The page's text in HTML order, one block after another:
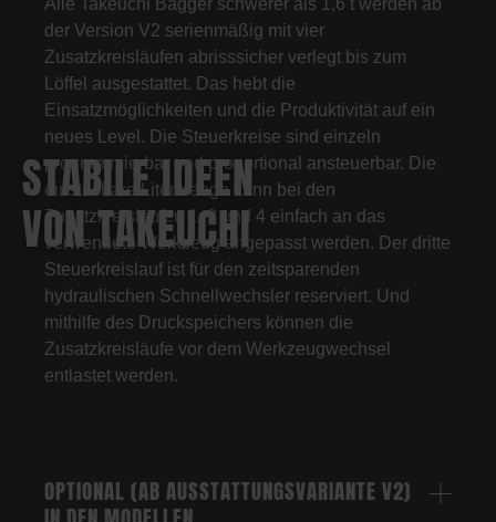
STABILE IDEEN
VON TAKEUCHI
der Version V2 serienmäßig mit vier
Zusatzkreisläufen abrisssicher verlegt bis zum
Löffel ausgestattet. Das hebt die
Einsatzmöglichkeiten und die Produktivität auf ein
neues Level. Die Steuerkreise sind einzeln
programmierbar und proportional ansteuerbar. Die
einstellbare Litermenge kann bei den
Zusatzkreisläufen 1, 2 und 4 einfach an das
verwendete Werkzeug angepasst werden. Der dritte
Steuerkreislauf ist für den zeitsparenden
hydraulischen Schnellwechsler reserviert. Und
mithilfe des Druckspeichers können die
Zusatzkreisläufe vor dem Werkzeugwechsel
entlastet werden.
OPTIONAL (AB AUSSTATTUNGSVARIANTE V2)